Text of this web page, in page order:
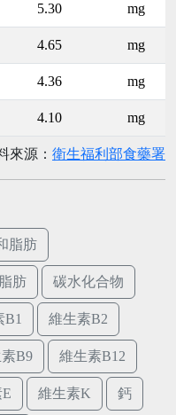
5.30 mg
4.65 mg
4.36 mg
4.10 mg
來源： 衛生福利部食藥署
脂肪
肪 碳水化合物
B1 維生素B2
B9 維生素B12
維生素K 鈣